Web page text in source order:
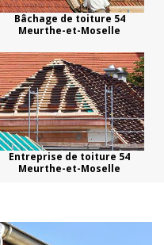
Bâchage de toiture 54
Meurthe-et-Moselle
Entreprise de toiture 54
Meurthe-et-Moselle